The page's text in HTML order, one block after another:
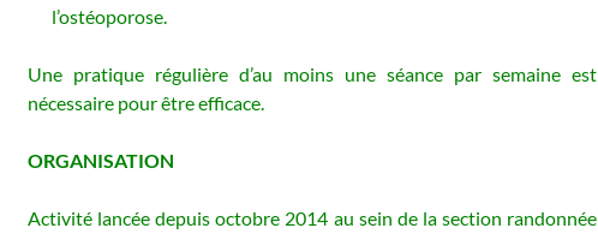
l’ostéoporose.
Une pratique régulière d’au moins une séance par semaine est
nécessaire pour être efficace.
ORGANISATION
Activité lancée depuis octobre 2014 au sein de la section randonnée